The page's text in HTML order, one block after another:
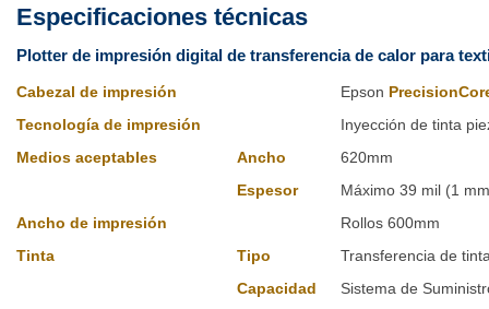
Especificaciones técnicas
Plotter de impresión digital de transferencia de calor para
Cabezal de impresión Epson
Tecnología de impresión
Inyección de tinta
Medios aceptables
Ancho
620mm
Espesor
Máximo 39 mil (1
Ancho de impresión
Rollos 600mm
Tinta
Tipo
Transferencia de
Capacidad
Sistema de